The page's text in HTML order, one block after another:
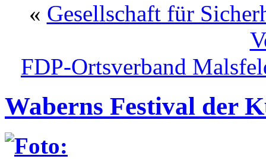
« Gesellschaft für
FDP-Ortsverband
Waberns Festival der